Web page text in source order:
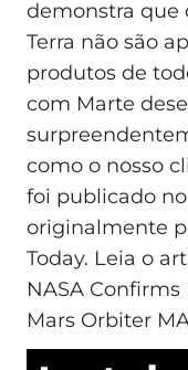
demonstra que
Terra não são
produtos de
com Marte
como o nosso
foi publicado
originalmente
Today. Leia o
NASA
Mars Orbiter